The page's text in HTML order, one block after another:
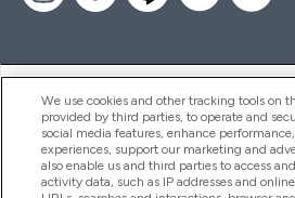
ヘルプ＆ガイド
商品について
We use cookies and other tracking tools on
provided by third parties, to operate and
social media features, enhance
experiences, support our marketing and
also enable us and third parties to access
activity data, such as IP addresses and